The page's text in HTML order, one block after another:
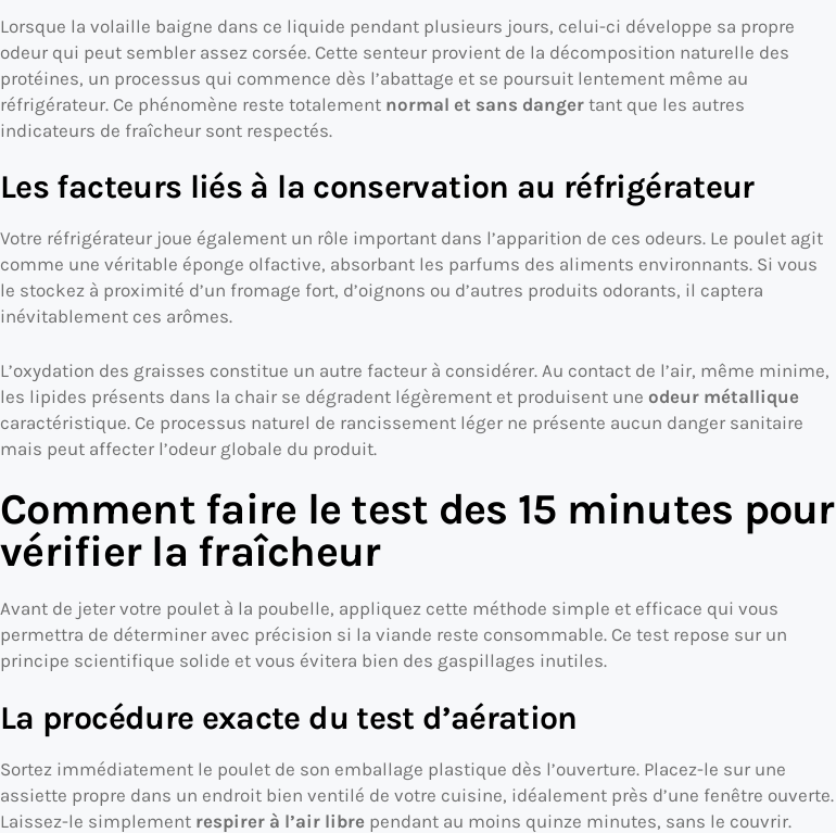
Lorsque la volaille baigne dans ce liquide pendant plusieurs jours, celui-ci développe sa propre
odeur qui peut sembler assez corsée. Cette senteur provient de la décomposition naturelle des
protéines, un processus qui commence dès l’abattage et se poursuit lentement même au
réfrigérateur. Ce phénomène reste totalement normal et sans danger tant que les autres
indicateurs de fraîcheur sont respectés.
Les facteurs liés à la conservation au réfrigérateur
Votre réfrigérateur joue également un rôle important dans l’apparition de ces odeurs. Le poulet agit
comme une véritable éponge olfactive, absorbant les parfums des aliments environnants. Si vous
le stockez à proximité d’un fromage fort, d’oignons ou d’autres produits odorants, il captera
inévitablement ces arômes.
L’oxydation des graisses constitue un autre facteur à considérer. Au contact de l’air, même minime,
les lipides présents dans la chair se dégradent légèrement et produisent une odeur métallique
caractéristique. Ce processus naturel de rancissement léger ne présente aucun danger sanitaire
mais peut affecter l’odeur globale du produit.
Comment faire le test des 15 minutes pour
vérifier la fraîcheur
Avant de jeter votre poulet à la poubelle, appliquez cette méthode simple et efficace qui vous
permettra de déterminer avec précision si la viande reste consommable. Ce test repose sur un
principe scientifique solide et vous évitera bien des gaspillages inutiles.
La procédure exacte du test d’aération
Sortez immédiatement le poulet de son emballage plastique dès l’ouverture. Placez-le sur une
assiette propre dans un endroit bien ventilé de votre cuisine, idéalement près d’une fenêtre ouverte.
Laissez-le simplement respirer à l’air libre pendant au moins quinze minutes, sans le couvrir.